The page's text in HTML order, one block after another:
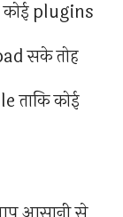
कोई plugins
सके तोह
कोई